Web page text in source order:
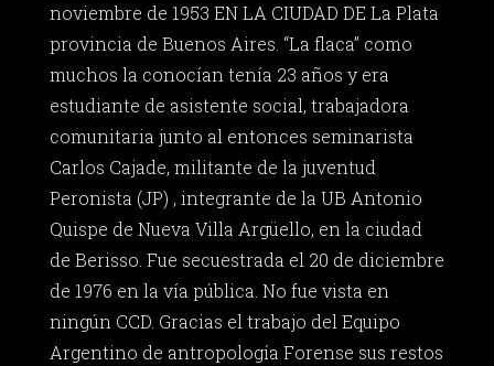
noviembre de 1953 EN LA CIUDAD DE La Plata
provincia de Buenos Aires. “La flaca” como
muchos la conocían tenía 23 años y era
estudiante de asistente social, trabajadora
comunitaria junto al entonces seminarista
Carlos Cajade, militante de la juventud
Peronista (JP) , integrante de la UB Antonio
Quispe de Nueva Villa Argüello, en la ciudad
de Berisso. Fue secuestrada el 20 de diciembre
de 1976 en la vía pública. No fue vista en
ningún CCD. Gracias el trabajo del Equipo
Argentino de antropología Forense sus restos